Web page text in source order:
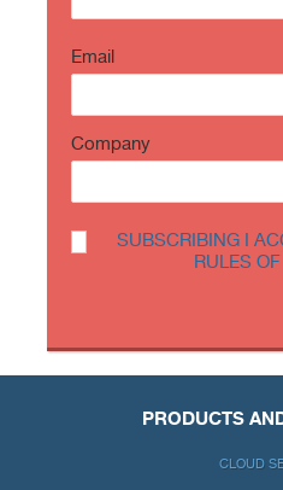
Email
Company
SUBSCRIBING I
RULES
PRODUCTS
CLOUD